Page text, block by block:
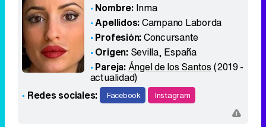
Nombre: Inma
Apellidos:Campano Laborda
Profesión:Concursante
Origen: Sevilla, España
Pareja:Ángel de los Santos (2019 -
actualidad)
Redes sociales:
Facebook Instagram